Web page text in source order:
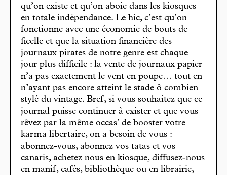
qu’on existe et qu’on aboie dans les kiosques
en totale indépendance. Le hic, c’est qu’on
fonctionne avec une économie de bouts de
ficelle et que la situation financière des
journaux pirates de notre genre est chaque
jour plus difficile : la vente de journaux papier
n’a pas exactement le vent en poupe… tout en
n’ayant pas encore atteint le stade ô combien
stylé du vintage. Bref, si vous souhaitez que ce
journal puisse continuer à exister et que vous
rêvez par la même occas’ de booster votre
karma libertaire, on a besoin de vous :
abonnez-vous, abonnez vos tatas et vos
canaris, achetez nous en kiosque, diffusez-nous
en manif, cafés, bibliothèque ou en librairie,